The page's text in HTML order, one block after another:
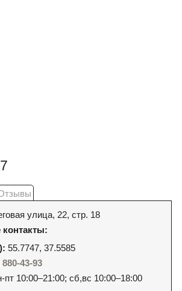
улица, 22, стр. 18
55.7747, 37.5585
43-93
пт 10:00–21:00; сб,вс 10:00–18:00